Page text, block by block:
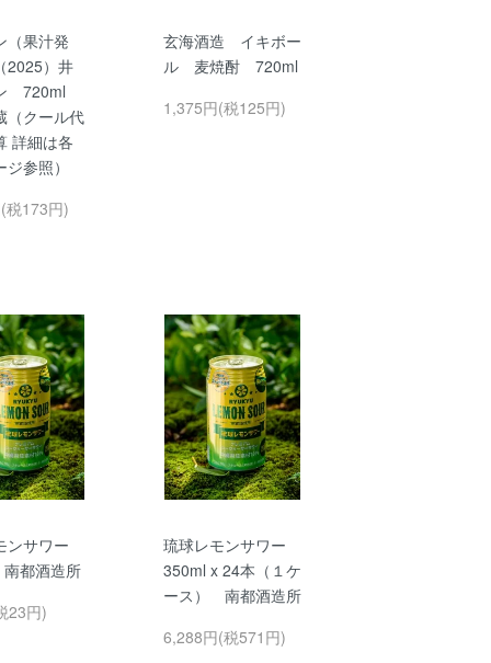
（果汁発
2025）井
720ml
クール代
詳細は各
参照）
税173円)
玄海酒造 イキボー
ル 麦焼酎 720ml
1,375円(税125円)
ンサワー
都酒造所
23円)
琉球レモンサワー
350ml x 24本（１ケ
ース） 南都酒造所
6,288円(税571円)